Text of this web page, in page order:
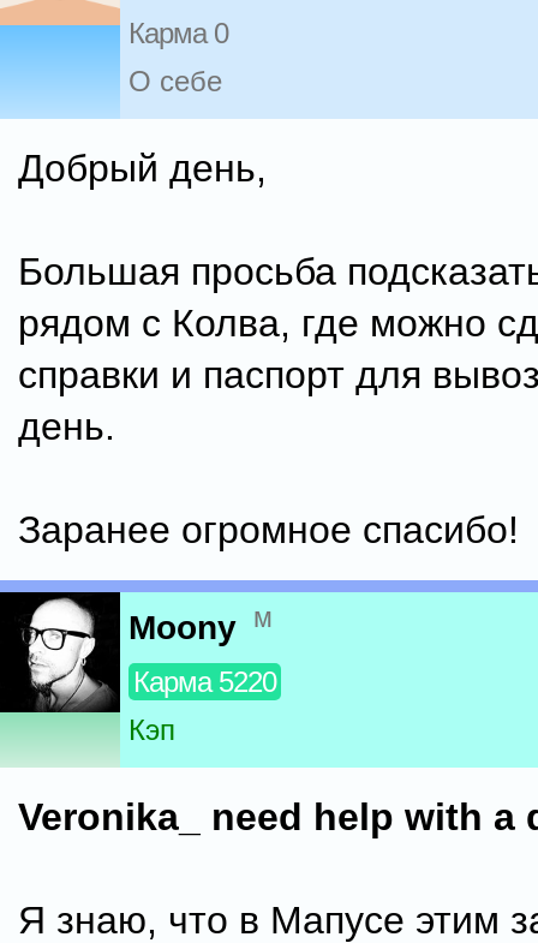
Карма 0
О себе
Добрый день,
Большая просьба
рядом с Колва, где можно
справки и паспорт для
день.
Заранее огромное спасибо!
Moony м
Карма 5220
Кэп
Veronika_ need help with a
Я знаю, что в Мапусе этим